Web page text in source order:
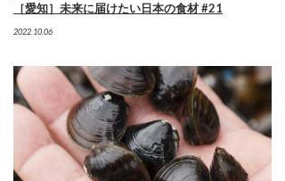
［愛知］未来に届けたい日本の食材 #21
2022.10.06